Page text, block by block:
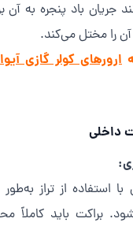
جریان باد پنجره به آن
را مختل می‌کند.
ارورهای کولر گازی آیوا
داخلی
با استفاده از تراز
براکت باید کاملاً